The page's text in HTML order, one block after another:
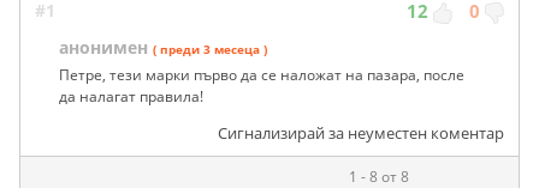
#1 12 0
анонимен ( преди 3 месеца )
Петре, тези марки първо да се наложат на пазара, после
да налагат правила!
Сигнализирай за неуместен коментар
1 - 8 от 8